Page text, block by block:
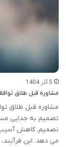
5 آذر 1404
مشاوره قبل طلاق
مشاوره قبل طلاق
تصمیم به جدایی
تصمیم، کاهش آسیب